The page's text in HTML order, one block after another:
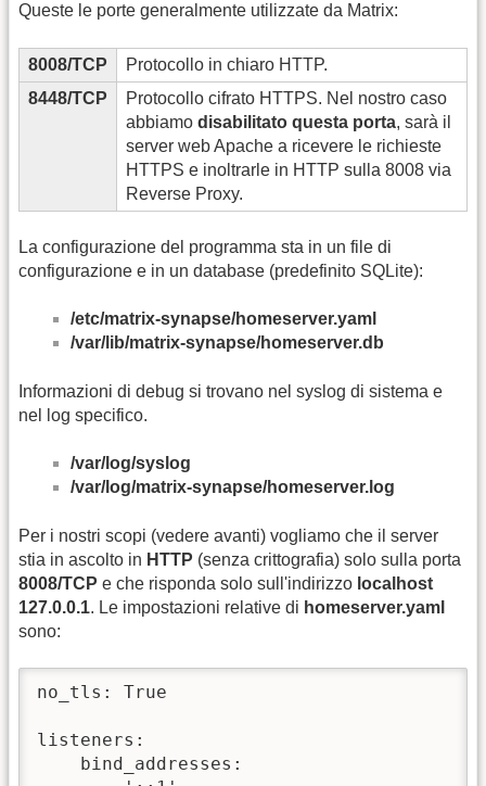
Queste le porte generalmente utilizzate da Matrix:
8008/TCP
Protocollo in chiaro HTTP.
8448/TCP
Protocollo cifrato HTTPS. Nel nostro caso
abbiamo disabilitato questa porta, sarà il
server web Apache a ricevere le richieste
HTTPS e inoltrarle in HTTP sulla 8008 via
Reverse Proxy.
La configurazione del programma sta in un file di
configurazione e in un database (predefinito SQLite):
/etc/matrix-synapse/homeserver.yaml
/var/lib/matrix-synapse/homeserver.db
Informazioni di debug si trovano nel syslog di sistema e
nel log specifico.
/var/log/syslog
/var/log/matrix-synapse/homeserver.log
Per i nostri scopi (vedere avanti) vogliamo che il server
stia in ascolto in HTTP (senza crittografia) solo sulla porta
8008/TCP e che risponda solo sull'indirizzo localhost
127.0.0.1. Le impostazioni relative di homeserver.yaml
sono:
no_tls: True
listeners:
    bind_addresses: